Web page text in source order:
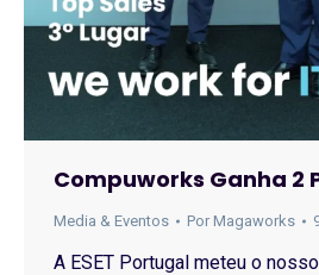
Compuworks Ganha 2
Media & Eventos Por Magaworks
A ESET Portugal meteu o